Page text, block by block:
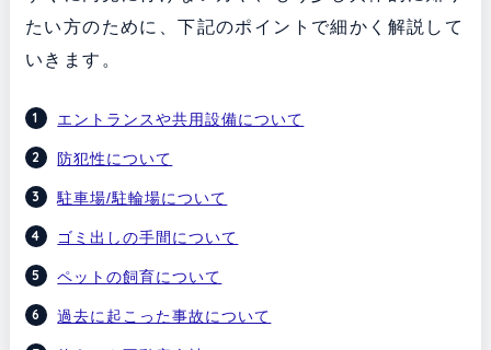
たい方のために、下記のポイントで細かく解説して
いきます。
エントランスや共用設備について
防犯性について
駐車場/駐輪場について
ゴミ出しの手間について
ペットの飼育について
過去に起こった事故について